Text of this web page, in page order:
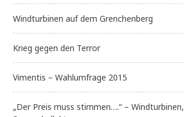
Windturbinen auf dem Grenchenberg
Krieg gegen den Terror
Vimentis – Wahlumfrage 2015
„Der Preis muss stimmen….“ – Windturbinen,